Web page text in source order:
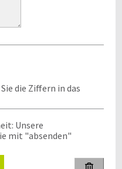
die Ziffern in das
Unsere
mit "absenden"
